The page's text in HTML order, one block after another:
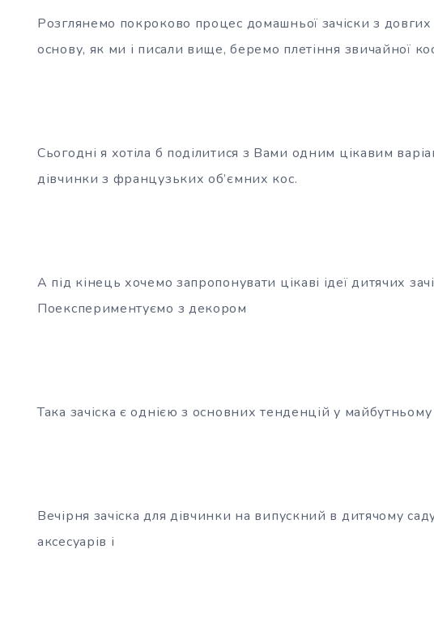
Розглянемо покроково процес домашньої зачіски з
основу, як ми і писали вище, беремо плетіння звичайної
Сьогодні я хотіла б поділитися з Вами одним цікавим
дівчинки з французьких об’ємних кос.
А під кінець хочемо запропонувати цікаві ідеї дитячих
Поекспериментуємо з декором
Така зачіска є однією з основних тенденцій у
Вечірня зачіска для дівчинки на випускний в дитячому
аксесуарів і